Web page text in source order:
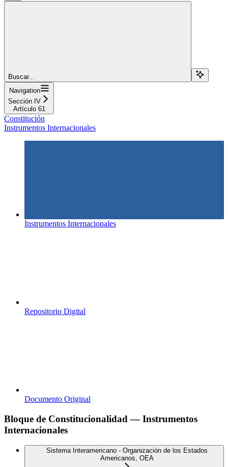
Buscar...
Navigation
Sección IV
Artículo 61
Constitución
Instrumentos Internacionales
Instrumentos Internacionales
Repositorio Digital
Documento Original
Bloque de Constitucionalidad — Instrumentos
Internacionales
Sistema Interamericano - Organización de los Estados
Americanos, OEA